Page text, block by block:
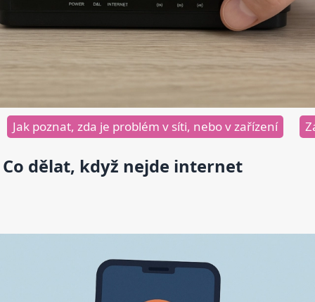
Jak poznat, zda je problém v síti, nebo v zařízení
Co dělat, když nejde internet